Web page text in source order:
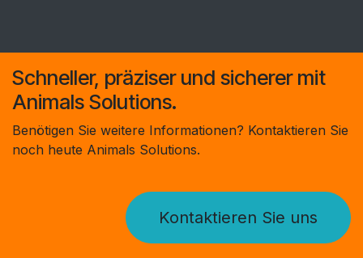
Schneller, präziser und sicherer mit
Animals Solutions.
Benötigen Sie weitere Informationen? Kontaktieren Sie
noch heute Animals Solutions.​
Kontaktieren Sie uns